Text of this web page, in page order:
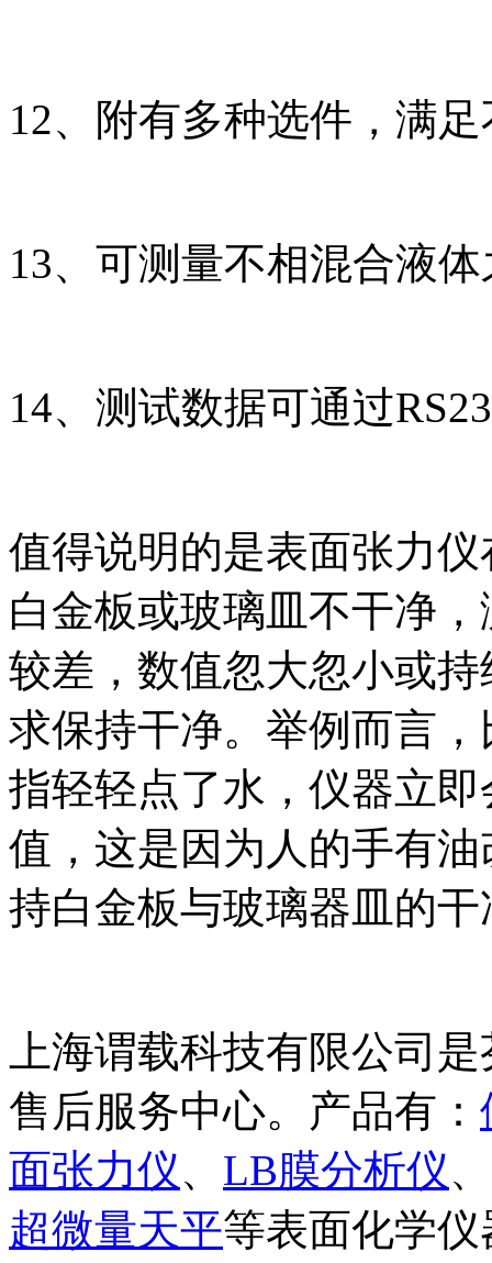
12、附有多种选件，满
13、可测量不相混合液
14、测试数据可通过
值得说明的是表面张力
白金板或玻璃皿不干净
较差，数值忽大忽小或
求保持干净。举例而言
指轻轻点了水，仪器立
值，这是因为人的手有
持白金板与玻璃器皿的
上海谓载科技有限公司
售后服务中心。产品有：
面张力仪、 LB膜分析仪、
超微量天平等表面化学